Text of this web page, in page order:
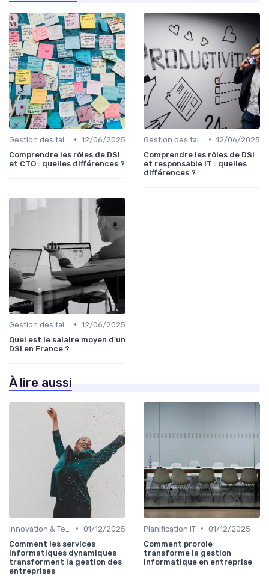
• 12/06/2025
Comprendre les rôles de DSI
et CTO : quelles différences ?
• 12/06/2025
Comprendre les rôles de DSI
et responsable IT : quelles
différences ?
• 12/06/2025
Quel est le salaire moyen d'un
DSI en France ?
À lire aussi
• 01/12/2025
Comment les services
informatiques dynamiques
transforment la gestion des
entreprises
Planification IT • 01/12/2025
Comment prorole
transforme la gestion
informatique en entreprise